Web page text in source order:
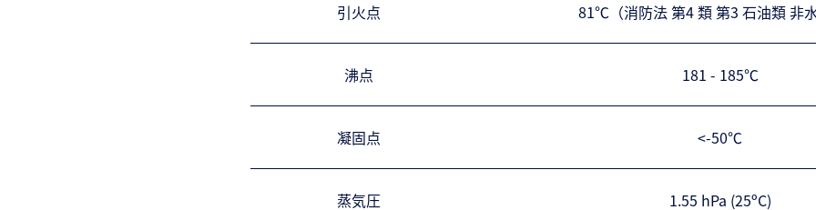
引火点 81℃（消防法 第4 類 第3 石油類 非水
沸点 181 - 185℃
凝固点 <-50℃
蒸気圧 1.55 hPa (25ºC)